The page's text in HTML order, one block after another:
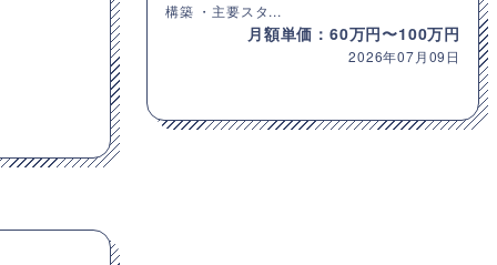
構築 ・主要スタ...
月額単価：60万円〜100万円
2026年07月09日